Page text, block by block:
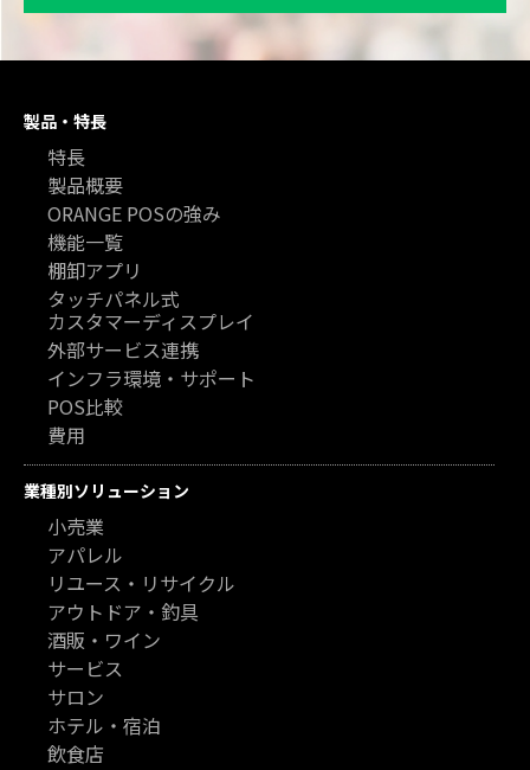
製品・特長
特長
製品概要
ORANGE POSの強み
機能一覧
棚卸アプリ
タッチパネル式
カスタマーディスプレイ
外部サービス連携
インフラ環境・サポート
POS比較
費用
業種別ソリューション
小売業
アパレル
リユース・リサイクル
アウトドア・釣具
酒販・ワイン
サービス
サロン
ホテル・宿泊
飲食店